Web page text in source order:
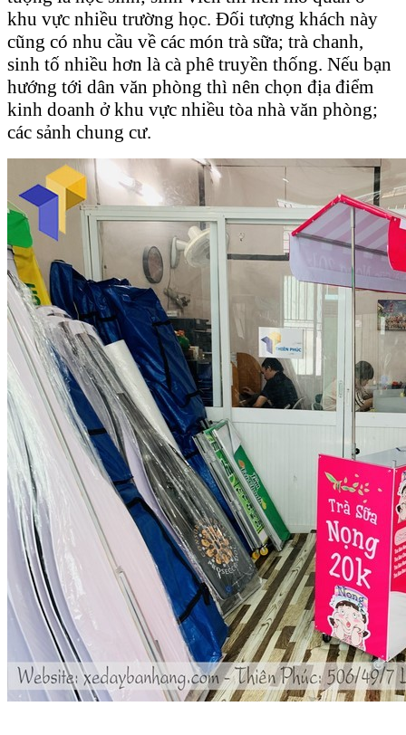
khu vực nhiều trường học. Đối tượng khách này
cũng có nhu cầu về các món trà sữa; trà chanh,
sinh tố nhiều hơn là cà phê truyền thống. Nếu bạn
hướng tới dân văn phòng thì nên chọn địa điểm
kinh doanh ở khu vực nhiều tòa nhà văn phòng;
các sảnh chung cư.